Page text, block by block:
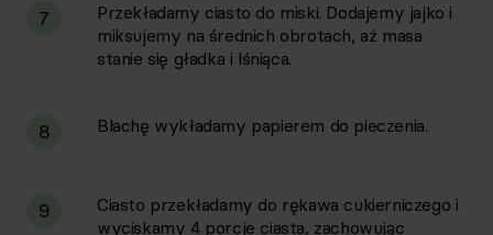
7
Przekładamy ciasto do miski. Dodajemy jajko i
miksujemy na średnich obrotach, aż masa
stanie się gładka i lśniąca.
8 Blachę wykładamy papierem do pieczenia.
9
Ciasto przekładamy do rękawa cukierniczego i
wyciskamy 4 porcje ciasta, zachowując